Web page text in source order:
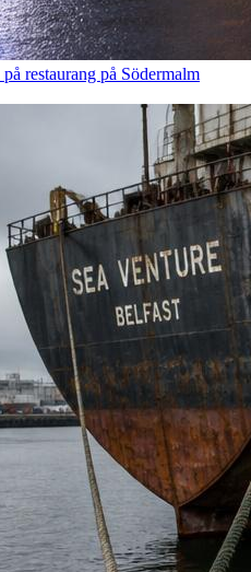
restaurang på Södermalm